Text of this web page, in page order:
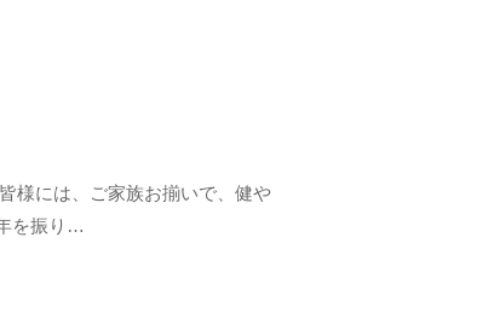
には、ご家族お揃いで、健や
を振り…